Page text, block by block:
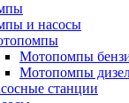
и насосы
Мотопомпы
Мотопомпы
станции